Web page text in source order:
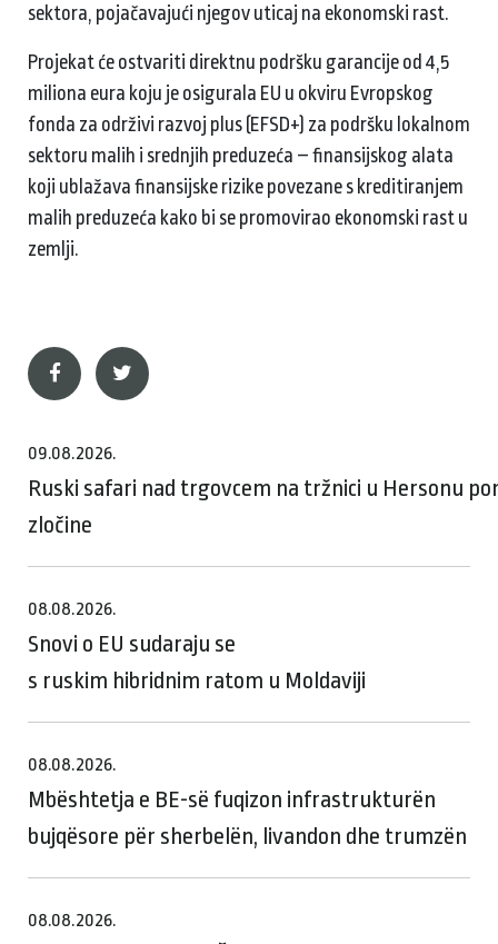
sektora, pojačavajući njegov uticaj na ekonomski rast.
Projekat će ostvariti direktnu podršku garancije od 4,5
miliona eura koju je osigurala EU u okviru Evropskog
fonda za održivi razvoj plus (EFSD+) za podršku lokalnom
sektoru malih i srednjih preduzeća – finansijskog alata
koji ublažava finansijske rizike povezane s kreditiranjem
malih preduzeća kako bi se promovirao ekonomski rast u
zemlji.
09.08.2026.
Ruski safari nad trgovcem na tržnici u Hersonu
zločine
08.08.2026.
Snovi o EU sudaraju se
s ruskim hibridnim ratom u Moldaviji
08.08.2026.
Mbështetja e BE-së fuqizon infrastrukturën
bujqësore për sherbelën, livandon dhe trumzën
08.08.2026.